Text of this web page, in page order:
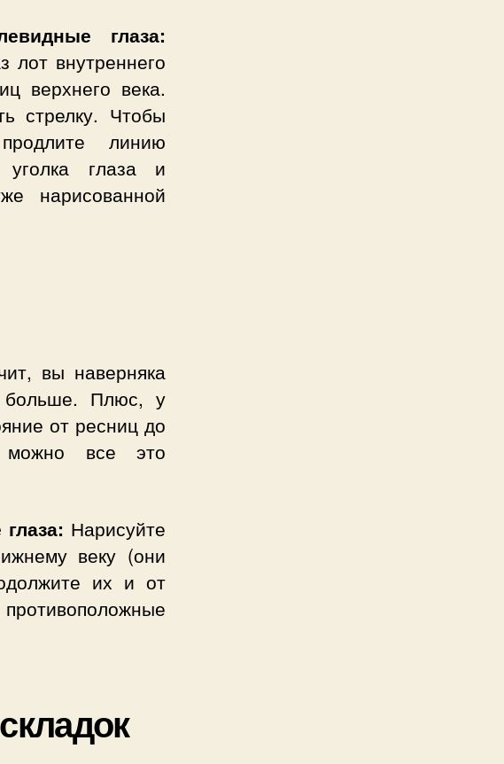
глаза:
лот внутреннего
верхнего века.
стрелку. Чтобы
линию
глаза и
нарисованной
вы наверняка
больше. Плюс, у
от ресниц до
все это
Нарисуйте
веку (они
их и от